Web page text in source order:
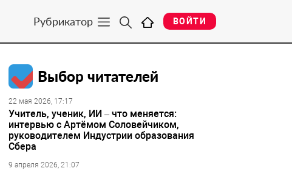
Рубрикатор ВОЙТИ
Выбор читателей
22 мая 2026, 17:17
Учитель, ученик, ИИ – что меняется:
интервью с Артёмом Соловейчиком,
руководителем Индустрии образования
Сбера
9 апреля 2026, 21:07